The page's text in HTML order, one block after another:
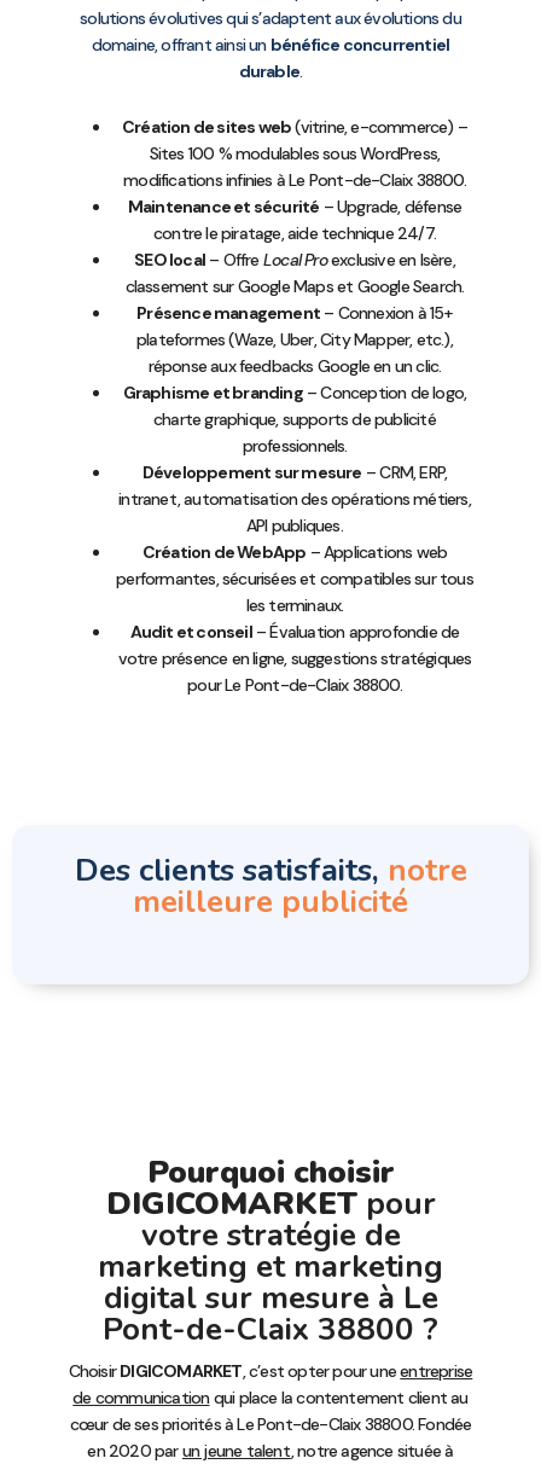
solutions évolutives qui s’adaptent aux évolutions du
domaine, offrant ainsi un bénéfice concurrentiel
durable.
Création de sites web(vitrine, e-commerce) –
Sites 100 % modulables sous WordPress,
modifications infinies à Le Pont-de-Claix 38800.
Maintenance et sécurité – Upgrade, défense
contre le piratage, aide technique 24/7.
SEO local – Offre Local Proexclusive en Isère,
classement sur Google Maps et Google Search.
Présence management – Connexion à 15+
plateformes (Waze, Uber, City Mapper, etc.),
réponse aux feedbacks Google en un clic.
Graphisme et branding– Conception de logo,
charte graphique, supports de publicité
professionnels.
Développement sur mesure – CRM, ERP,
intranet, automatisation des opérations métiers,
API publiques.
Création de WebApp – Applications web
performantes, sécurisées et compatibles sur tous
les terminaux.
Audit et conseil– Évaluation approfondie de
votre présence en ligne, suggestions stratégiques
pour Le Pont-de-Claix 38800.
Des clients satisfaits, notre
meilleure publicité
Pourquoi choisir
DIGICOMARKETpour
votre stratégie de
marketing et marketing
digital sur mesure à Le
Pont-de-Claix 38800 ?
ChoisirDIGICOMARKET, c’est opter pour uneentreprise
de communicationqui place la contentement client au
cœur de ses priorités à Le Pont-de-Claix 38800. Fondée
en 2020 parun jeune talent, notre agence située à